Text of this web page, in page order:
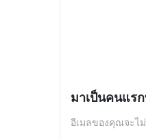
มาเป็นคนแร
อีเมลของคุณจะไ